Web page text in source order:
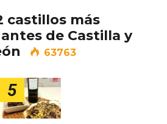
castillos más
de Castilla y
63763
5